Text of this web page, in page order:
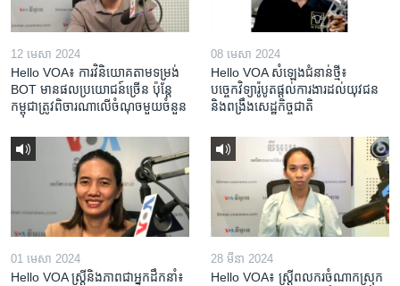
12 មេសា 2024
Hello VOA៖ ការ​វិនិយោគ​តាម​ទម្រង់ ​
BOT​ មាន​ផល​ប្រយោជន៍​ច្រើន ប៉ុន្តែ​
កម្ពុជា​ត្រូវ​ពិចារណា​លើ​ចំណុច​មួយ​ចំនួន
08 មេសា 2024
Hello VOA សំឡេង​ជំនាន់​ថ្មី៖
បច្ចេកវិទ្យា​រ៉ូបូត​ផ្តល់​ការងារ​ដល់​យុវជន
និង​ពង្រឹង​​សេដ្ឋកិច្ច​ជាតិ​​​​​​
01 មេសា 2024
Hello VOA ស្ត្រីនិងភាពជាអ្នកដឹកនាំ៖
28 មីនា 2024
Hello VOA៖ ស្រ្តីពលករចំណាកស្រុក